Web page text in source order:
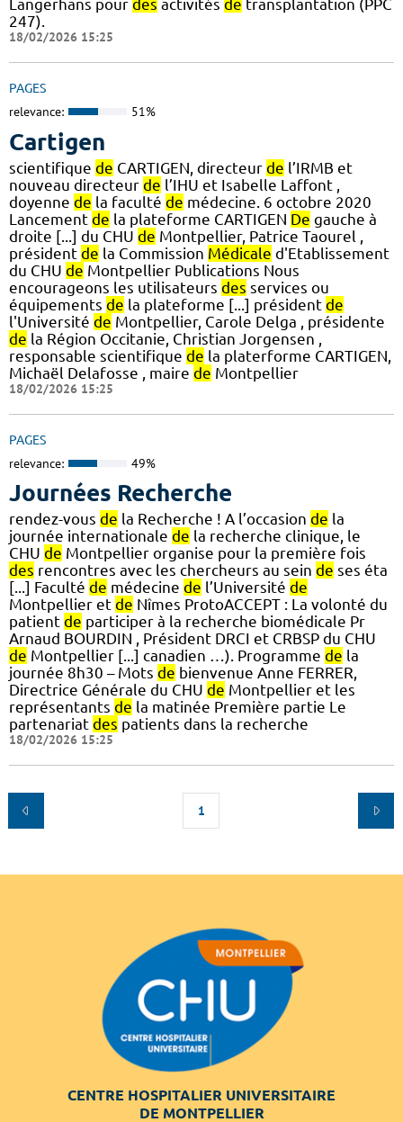
Langerhans pour des activités de transplantation (PPC
247).
18/02/2026 15:25
PAGES
relevance: 51%
Cartigen
scientifique de CARTIGEN, directeur de l’IRMB et
nouveau directeur de l’IHU et Isabelle Laffont ,
doyenne de la faculté de médecine. 6 octobre 2020
Lancement de la plateforme CARTIGEN De gauche à
droite [...] du CHU de Montpellier, Patrice Taourel ,
président de la Commission Médicale d'Etablissement
du CHU de Montpellier Publications Nous
encourageons les utilisateurs des services ou
équipements de la plateforme [...] président de
l'Université de Montpellier, Carole Delga , présidente
de la Région Occitanie, Christian Jorgensen ,
responsable scientifique de la platerforme CARTIGEN,
Michaël Delafosse , maire de Montpellier
18/02/2026 15:25
PAGES
relevance: 49%
Journées Recherche
rendez-vous de la Recherche ! A l’occasion de la
journée internationale de la recherche clinique, le
CHU de Montpellier organise pour la première fois
des rencontres avec les chercheurs au sein de ses éta
[...] Faculté de médecine de l’Université de
Montpellier et de Nîmes ProtoACCEPT : La volonté du
patient de participer à la recherche biomédicale Pr
Arnaud BOURDIN , Président DRCI et CRBSP du CHU
de Montpellier [...] canadien …). Programme de la
journée 8h30 – Mots de bienvenue Anne FERRER,
Directrice Générale du CHU de Montpellier et les
représentants de la matinée Première partie Le
partenariat des patients dans la recherche
18/02/2026 15:25
1
CENTRE HOSPITALIER UNIVERSITAIRE
DE MONTPELLIER